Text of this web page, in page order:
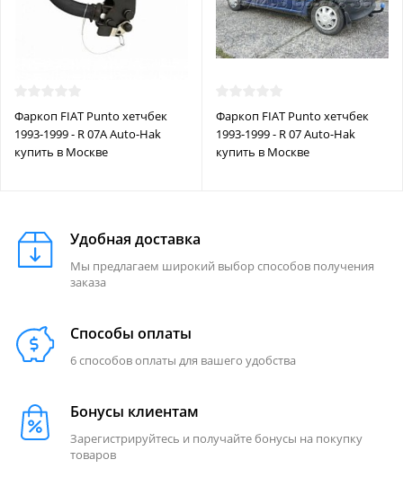
Фаркоп FIAT Punto хетчбек
1993-1999 - R 07A Auto-Hak
купить в Москве
Фаркоп FIAT Punto хетчбек
1993-1999 - R 07 Auto-Hak
купить в Москве
Удобная доставка
Мы предлагаем широкий выбор способов получения
заказа
Способы оплаты
6 способов оплаты для вашего удобства
Бонусы клиентам
Зарегистрируйтесь и получайте бонусы на покупку
товаров